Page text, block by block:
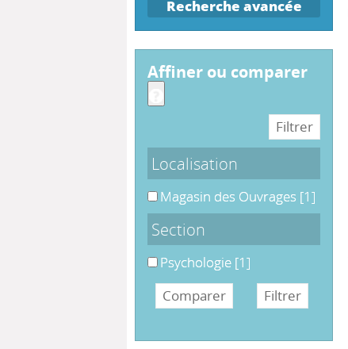
Recherche avancée
affiner ou comparer
Localisation
Magasin des Ouvrages
Magasin des Ouvrages [1]
Section
Psychologie
Psychologie [1]